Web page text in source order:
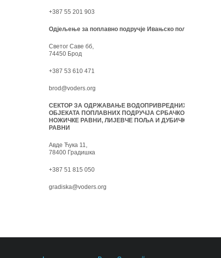
+387 55 201 903
Одјељење за поплавно подручје Ивањско поље:
Светог Саве бб,
74450 Брод
+387 53 610 471
brod@voders.org
СЕКТОР ЗА ОДРЖАВАЊЕ ВОДОПРИВРЕДНИХ
ОБЈЕКАТА ПОПЛАВНИХ ПОДРУЧЈА СРБАЧКО-
НОЖИЧКЕ РАВНИ, ЛИЈЕВЧЕ ПОЉА И ДУБИЧКЕ
РАВНИ
Авде Ћука 11,
78400 Градишка
+387 51 815 050
gradiska@voders.org